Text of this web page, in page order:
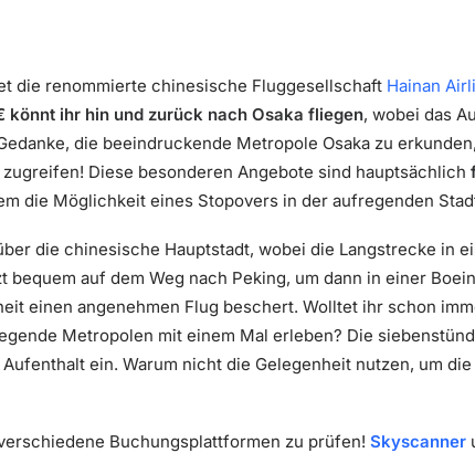
die renommierte chinesische Fluggesellschaft Hainan
könnt ihr hin und zurück nach Osaka fliegen, wobei das
die beeindruckende Metropole Osaka zu
Diese besonderen Angebote sind hauptsächlich
die Möglichkeit eines Stopovers in der aufregenden
die chinesische Hauptstadt, wobei die Langstrecke in
auf dem Weg nach Peking, um dann in einer
einen angenehmen Flug beschert. Wolltet ihr schon
Metropolen mit einem Mal erleben? Die
ein. Warum nicht die Gelegenheit nutzen, um
Buchungsplattformen zu prüfen! Skyscanner